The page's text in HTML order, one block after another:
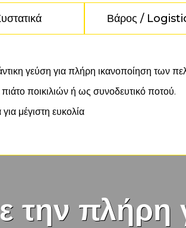
Βάρος /
γεύση για πλήρη ικανοποίηση των
ποικιλιών ή ως συνοδευτικό ποτού.
μέγιστη ευκολία
την πλήρη